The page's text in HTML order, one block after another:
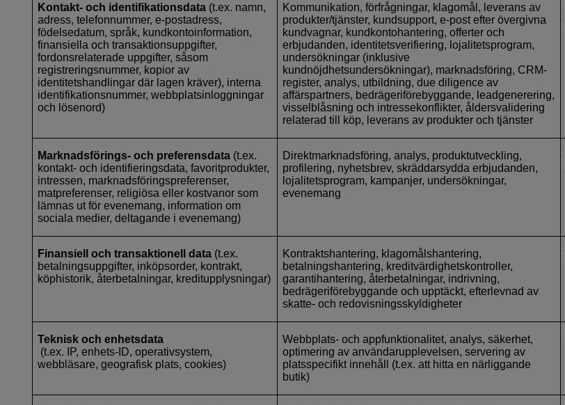
Kontakt- och identifikationsdata (t.ex. namn,
adress, telefonnummer, e-postadress,
födelsedatum, språk, kundkontoinformation,
finansiella och transaktionsuppgifter,
fordonsrelaterade uppgifter, såsom
registreringsnummer, kopior av
identitetshandlingar där lagen kräver), interna
identifikationsnummer, webbplatsinloggningar
och lösenord)
Kommunikation, förfrågningar, klagomål, leverans av
produkter/tjänster, kundsupport, e-post efter övergivna
kundvagnar, kundkontohantering, offerter och
erbjudanden, identitetsverifiering, lojalitetsprogram,
undersökningar (inklusive
kundnöjdhetsundersökningar), marknadsföring, CRM-
register, analys, utbildning, due diligence av
affärspartners, bedrägeriförebyggande, leadgenerering,
visselblåsning och intressekonflikter, åldersvalidering
relaterad till köp, leverans av produkter och tjänster
Marknadsförings- och preferensdata (t.ex.
kontakt- och identifieringsdata, favoritprodukter,
intressen, marknadsföringspreferenser,
matpreferenser, religiösa eller kostvanor som
lämnas ut för evenemang, information om
sociala medier, deltagande i evenemang)
Direktmarknadsföring, analys, produktutveckling,
profilering, nyhetsbrev, skräddarsydda erbjudanden,
lojalitetsprogram, kampanjer, undersökningar,
evenemang
Finansiell och transaktionell data (t.ex.
betalningsuppgifter, inköpsorder, kontrakt,
köphistorik, återbetalningar, kreditupplysningar)
Kontraktshantering, klagomålshantering,
betalningshantering, kreditvärdighetskontroller,
garantihantering, återbetalningar, indrivning,
bedrägeriförebyggande och upptäckt, efterlevnad av
skatte- och redovisningsskyldigheter
Teknisk och enhetsdata
(t.ex. IP, enhets-ID, operativsystem,
webbläsare, geografisk plats, cookies)
Webbplats- och appfunktionalitet, analys, säkerhet,
optimering av användarupplevelsen, servering av
platsspecifikt innehåll (t.ex. att hitta en närliggande
butik)